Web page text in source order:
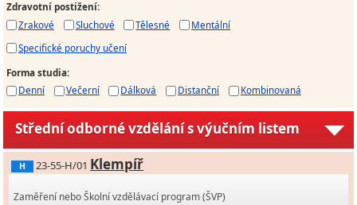
Zdravotní postižení:
Zrakové
Sluchové Tělesné
Mentální
Specifické poruchy učení
Forma studia:
Denní
Večerní Dálková Distanční Kombinovaná
Střední odborné vzdělání s výučním listem
H 23-55-H/01 Klempíř
Zaměření nebo Školní vzdělávací program (ŠVP)